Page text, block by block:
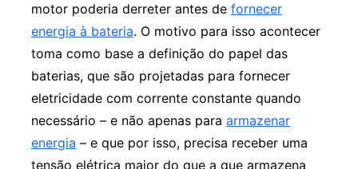
motor poderia derreter antes de fornecer
energia à bateria. O motivo para isso acontecer
toma como base a definição do papel das
baterias, que são projetadas para fornecer
eletricidade com corrente constante quando
necessário – e não apenas para armazenar
energia – e que por isso, precisa receber uma
tensão elétrica maior do que a que armazena